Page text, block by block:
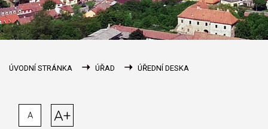
ÚVODNÍ STRÁNKA ÚŘAD ÚŘEDNÍ DESKA
A A+